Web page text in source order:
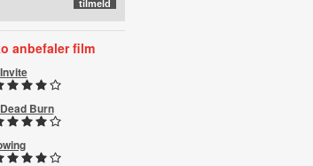
anbefaler film
Burn